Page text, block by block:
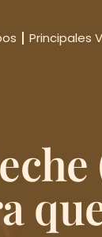
Principales